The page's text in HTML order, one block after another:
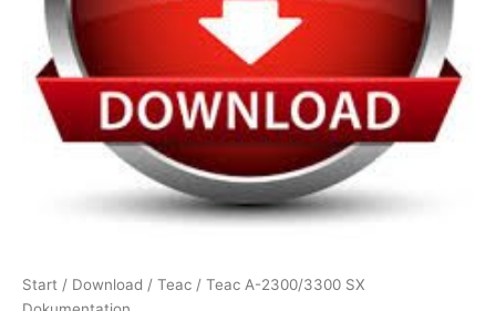
Start / Download / Teac / Teac A-2300/3300 SX